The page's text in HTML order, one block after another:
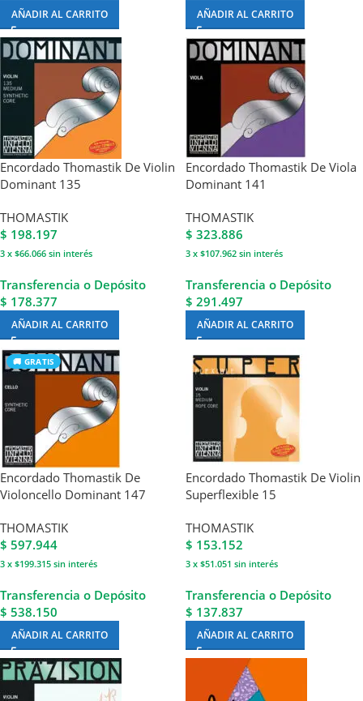
AÑADIR AL CARRITO AÑADIR AL CARRITO
Encordado Thomastik De Violin
Dominant 135
THOMASTIK
$ 198.197
3 x $66.066 sin interés
Transferencia o Depósito
$ 178.377
AÑADIR AL CARRITO
Encordado Thomastik De Viola
Dominant 141
THOMASTIK
$ 323.886
3 x $107.962 sin interés
Transferencia o Depósito
$ 291.497
AÑADIR AL CARRITO
🚚 GRATIS
Encordado Thomastik De
Violoncello Dominant 147
THOMASTIK
$ 597.944
3 x $199.315 sin interés
Transferencia o Depósito
$ 538.150
AÑADIR AL CARRITO
Encordado Thomastik De Violin
Superflexible 15
THOMASTIK
$ 153.152
3 x $51.051 sin interés
Transferencia o Depósito
$ 137.837
AÑADIR AL CARRITO